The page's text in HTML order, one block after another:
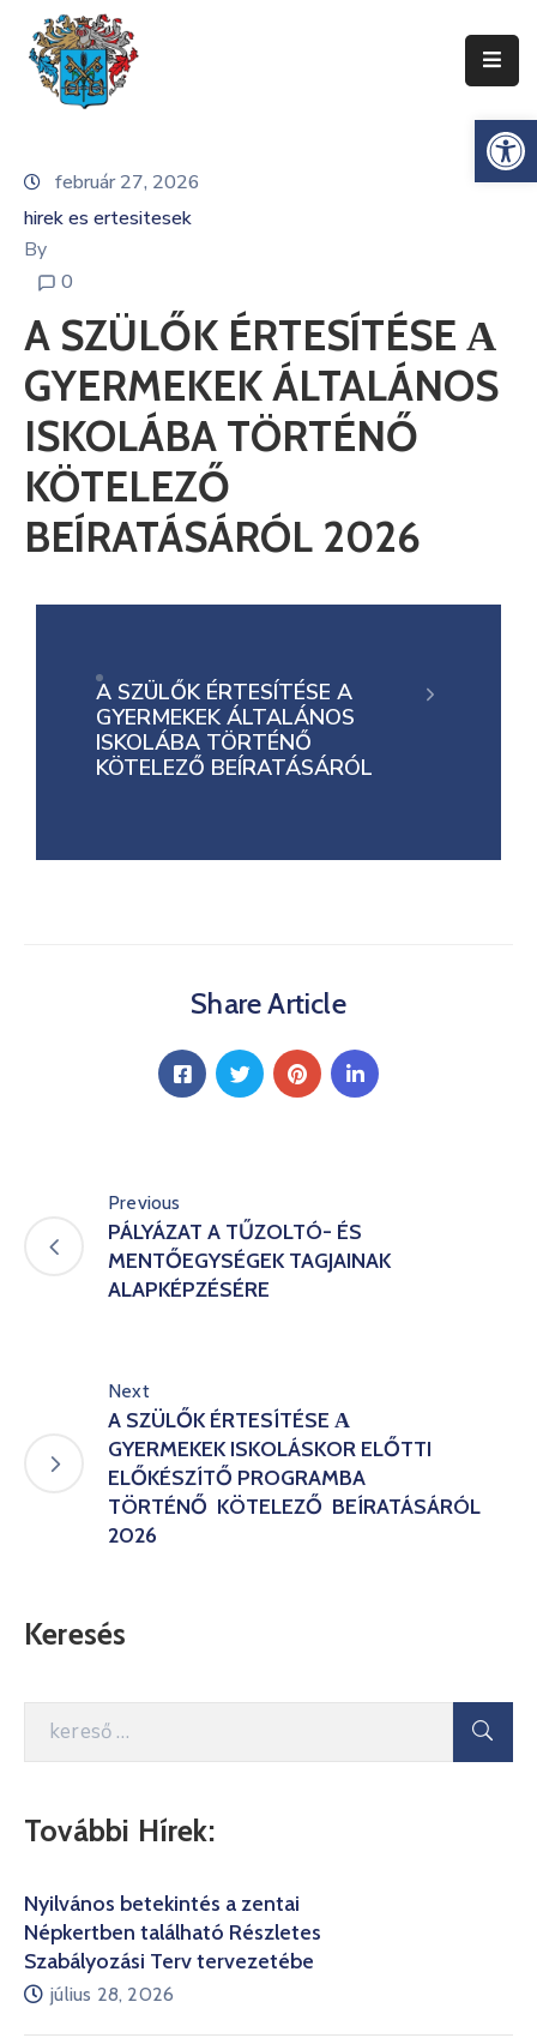
Ismerje
Zenta
Község
Önkormányzata
Községi
Közigazgatás
Turizmus
Dokumentumok
február 27, 2026
hirek es ertesitesek
By
0
A SZÜLŐK ÉRTESÍTÉSE А
GYERMEKEK ÁLTALÁNOS
ISKOLÁBA TÖRTÉNŐ
KÖTELEZŐ
BEÍRATÁSÁRÓL 2026
A SZÜLŐK ÉRTESÍTÉSE А
GYERMEKEK ÁLTALÁNOS
ISKOLÁBA TÖRTÉNŐ
KÖTELEZŐ BEÍRATÁSÁRÓL
Share Article
Previous
PÁLYÁZAT A TŰZOLTÓ- ÉS
MENTŐEGYSÉGEK TAGJAINAK
ALAPKÉPZÉSÉRE
Next
A SZÜLŐK ÉRTESÍTÉSE А
GYERMEKEK ISKOLÁSKOR ELŐTTI
ELŐKÉSZÍTŐ PROGRAMBA
TÖRTÉNŐ KÖTELEZŐ BEÍRATÁSÁRÓL
2026
Keresés
További Hírek:
Nyilvános betekintés a zentai
Népkertben található Részletes
Szabályozási Terv tervezetébe
július 28, 2026